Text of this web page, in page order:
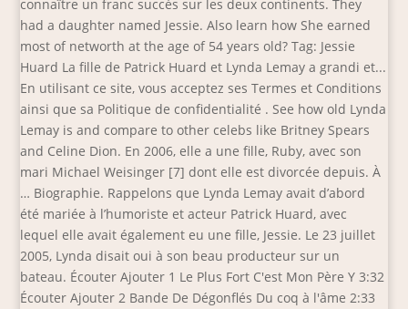
connaître un franc succès sur les deux continents. They
had a daughter named Jessie. Also learn how She earned
most of networth at the age of 54 years old? Tag: Jessie
Huard La fille de Patrick Huard et Lynda Lemay a grandi et...
En utilisant ce site, vous acceptez ses Termes et Conditions
ainsi que sa Politique de confidentialité . See how old Lynda
Lemay is and compare to other celebs like Britney Spears
and Celine Dion. En 2006, elle a une fille, Ruby, avec son
mari Michael Weisinger [7] dont elle est divorcée depuis. À
… Biographie. Rappelons que Lynda Lemay avait d’abord
été mariée à l’humoriste et acteur Patrick Huard, avec
lequel elle avait également eu une fille, Jessie. Le 23 juillet
2005, Lynda disait oui à son beau producteur sur un
bateau. Écouter Ajouter 1 Le Plus Fort C'est Mon Père Y 3:32
Écouter Ajouter 2 Bande De Dégonflés Du coq à l'âme 2:33